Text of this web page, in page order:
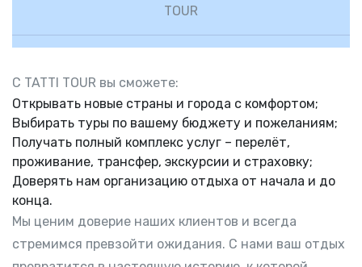
TOUR
С TATTI TOUR вы сможете:
Открывать новые страны и города с комфортом;
Выбирать туры по вашему бюджету и пожеланиям;
Получать полный комплекс услуг – перелёт,
проживание, трансфер, экскурсии и страховку;
Доверять нам организацию отдыха от начала и до
конца.
Мы ценим доверие наших клиентов и всегда
стремимся превзойти ожидания. С нами ваш отдых